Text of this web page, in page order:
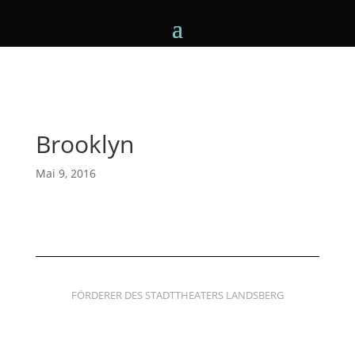
Brooklyn
Mai 9, 2016
FÖRDERER DES STADTTHEATERS LANDSBERG